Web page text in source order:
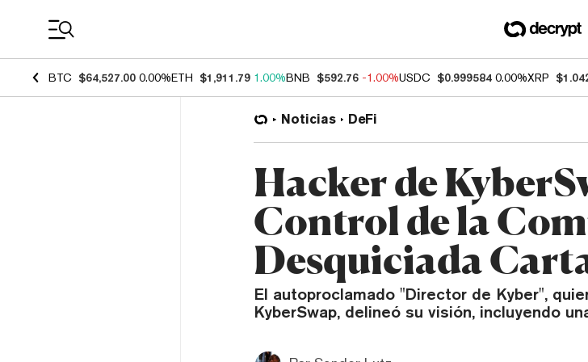
BTC $64,527.00 0.00%ETH $1,911.79 1.00%BNB $592.76 -1.00%USDC $0.999584 0.00%XRP
Noticias DeFi
Hacker de
Control de la
Desquiciada
El autoproclamado "Director de Kyber",
KyberSwap, delineó su visión, incluyendo